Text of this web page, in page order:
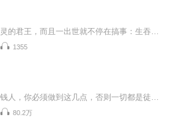
1355
80.2万